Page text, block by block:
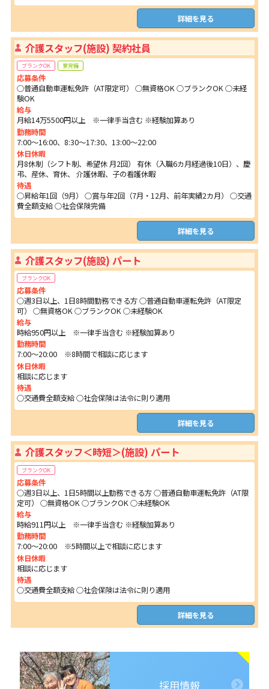
詳細を見る
介護スタッフ(施設) 契約社員
ブランクOK 寮完備
応募条件
○普通自動車運転免許（AT限定可） ○無資格OK ○ブランクOK ○未経
験OK
給与
月給14万5500円以上 ※一律手当含む ※経験加算あり
勤務時間
7:00～16:00、8:30～17:30、13:00～22:00
休日休暇
月8休制（シフト制、希望休 月2回） 有休（入職6カ月経過後10日）、慶
弔、産休、育休、 介護休暇、子の看護休暇
待遇
○昇給年1回（9月） ○賞与年2回（7月・12月、前年実績2カ月） ○交通
費全額支給 ○社会保険完備
詳細を見る
介護スタッフ(施設) パート
ブランクOK
応募条件
○週3日以上、1日8時間勤務できる方 ○普通自動車運転免許（AT限定
可） ○無資格OK ○ブランクOK ○未経験OK
給与
時給950円以上 ※一律手当含む ※経験加算あり
勤務時間
7:00～20:00 ※8時間で相談に応じます
休日休暇
相談に応じます
待遇
○交通費全額支給 ○社会保険は法令に則り適用
詳細を見る
介護スタッフ＜時短＞(施設) パート
ブランクOK
応募条件
○週3日以上、1日5時間以上勤務できる方 ○普通自動車運転免許（AT限
定可） ○無資格OK ○ブランクOK ○未経験OK
給与
時給911円以上 ※一律手当含む ※経験加算あり
勤務時間
7:00～20:00 ※5時間以上で相談に応じます
休日休暇
相談に応じます
待遇
○交通費全額支給 ○社会保険は法令に則り適用
詳細を見る
採用情報